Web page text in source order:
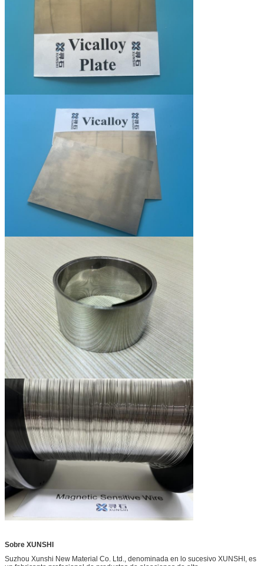
Sobre XUNSHI
Suzhou Xunshi New Material Co. Ltd., denominada en lo sucesivo XUNSHI, es